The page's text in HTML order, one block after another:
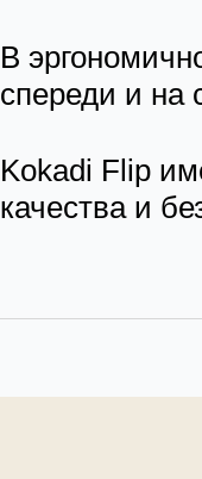
В
спереди и на
Kokadi Flip
качества и